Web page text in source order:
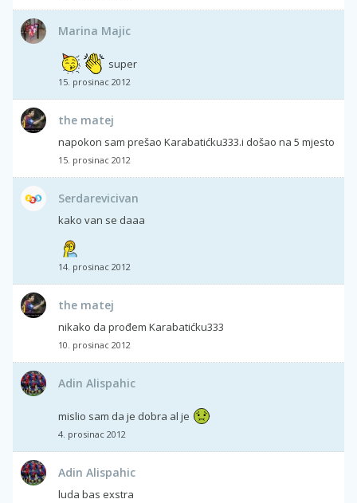
Marina Majic
super
15. prosinac 2012
the matej
napokon sam prešao Karabatićku333.i došao na 5 mjesto
15. prosinac 2012
Serdarevicivan
kako van se daaa
14. prosinac 2012
the matej
nikako da prođem Karabatićku333
10. prosinac 2012
Adin Alispahic
mislio sam da je dobra al je
4. prosinac 2012
Adin Alispahic
luda bas exstra